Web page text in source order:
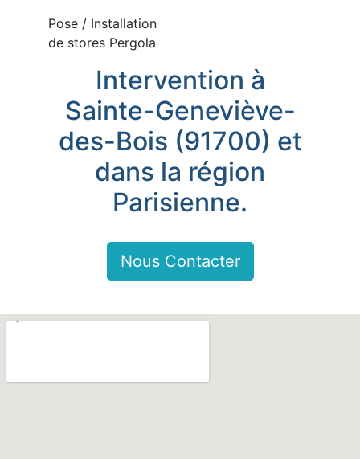
Pose / Installation
de stores Pergola
Intervention à
Sainte-Geneviève-
des-Bois (91700) et
dans la région
Parisienne.
Nous Contacter